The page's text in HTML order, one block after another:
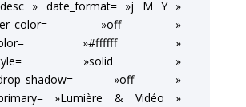
» date_format= »j M Y »
»off »
»#ffffff »
»solid »
»off »
»Lumière & Vidéo »